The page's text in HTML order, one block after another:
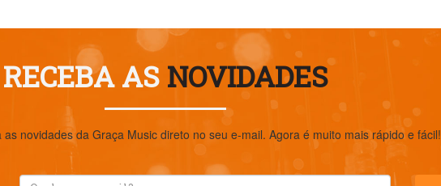
RECEBA AS NOVIDADES
novidades da Graça Music direto no seu e-mail. Agora é muito mais rápido e fácil!